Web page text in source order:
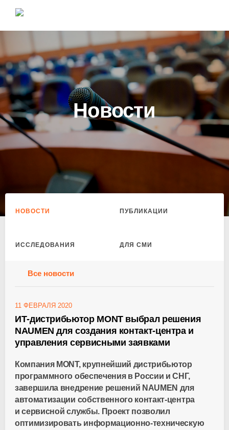
Новости
НОВОСТИ ПУБЛИКАЦИИ
ИССЛЕДОВАНИЯ ДЛЯ СМИ
Все новости
11 ФЕВРАЛЯ 2020
ИТ-дистрибьютор MONT выбрал решения
NAUMEN для создания контакт-центра и
управления сервисными заявками
Компания MONT, крупнейший дистрибьютор
программного обеспечения в России и СНГ,
завершила внедрение решений NAUMEN для
автоматизации собственного контакт-центра
и сервисной службы. Проект позволил
оптимизировать информационно-техническую